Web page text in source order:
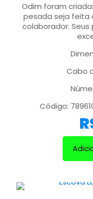
Odim foram
pesada seja feita
colaborador.
Cabo
Código: